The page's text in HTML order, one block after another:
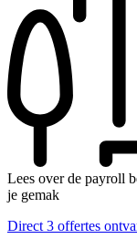
Lees over de payroll
je gemak
Direct 3 offertes